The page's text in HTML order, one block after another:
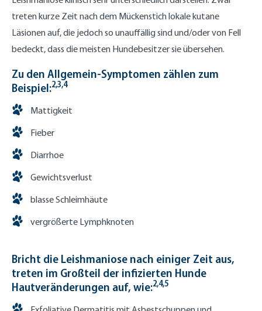
treten kurze Zeit nach dem Mückenstich lokale kutane
Läsionen auf, die jedoch so unauffällig sind und/oder von Fell
bedeckt, dass die meisten Hundebesitzer sie übersehen.
Zu den Allgemein-Symptomen zählen zum
Beispiel:2,3,4
Mattigkeit
Fieber
Diarrhoe
Gewichtsverlust
blasse Schleimhäute
vergrößerte Lymphknoten
Bricht die Leishmaniose nach einiger Zeit aus,
treten im Großteil der infizierten Hunde
Hautveränderungen auf, wie:2,4,5